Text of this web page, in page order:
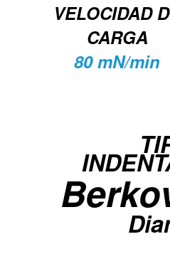
VELOCIDAD
CARGA
80 mN/min